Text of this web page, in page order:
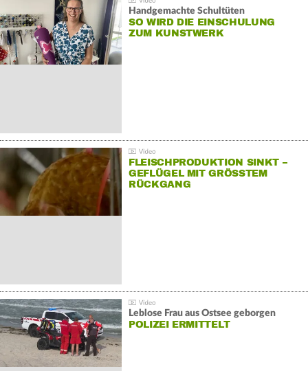
Handgemachte Schultüten
SO WIRD DIE EINSCHULUNG
ZUM KUNSTWERK
FLEISCHPRODUKTION SINKT –
GEFLÜGEL MIT GRÖSSTEM R
ÜCKGANG
Leblose Frau aus Ostsee geborgen
POLIZEI ERMITTELT